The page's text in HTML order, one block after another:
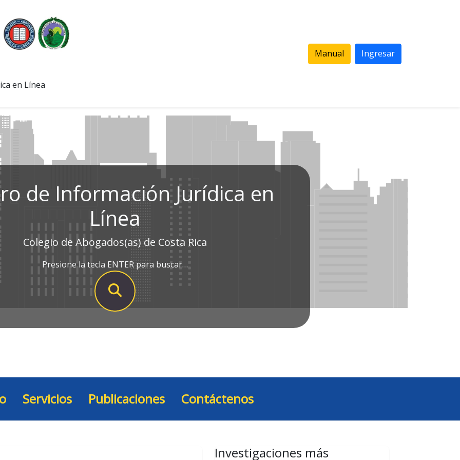
en Línea
Manual Ingresar
de Información Jurídica en
Línea
Colegio de Abogados(as) de Costa Rica
Presione la tecla ENTER para buscar…
Servicios Publicaciones Contáctenos
Investigaciones más